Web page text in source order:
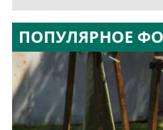
ПОПУЛЯРНОЕ